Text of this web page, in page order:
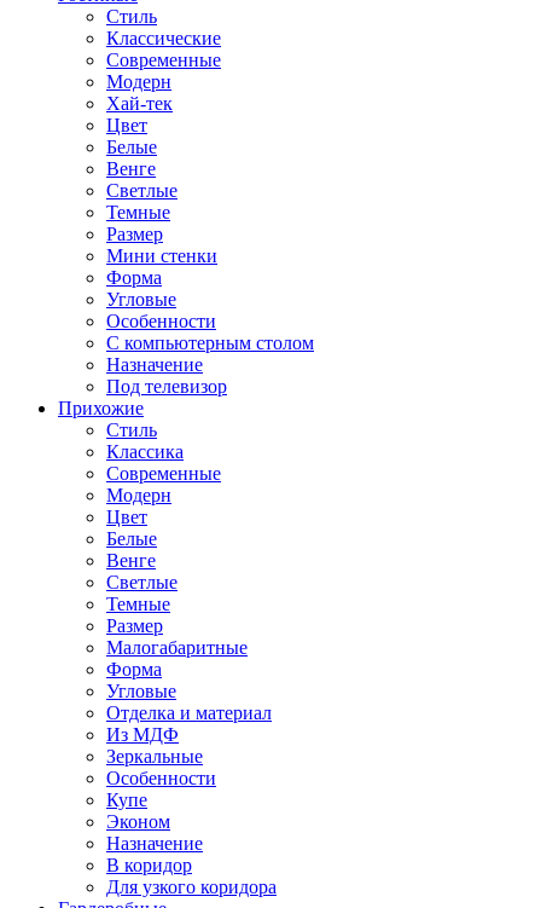
Стиль
Классические
Современные
Модерн
Хай-тек
Цвет
Белые
Венге
Светлые
Темные
Размер
Мини стенки
Форма
Угловые
Особенности
С компьютерным столом
Назначение
Под телевизор
Прихожие
Стиль
Классика
Современные
Модерн
Цвет
Белые
Венге
Светлые
Темные
Размер
Малогабаритные
Форма
Угловые
Отделка и материал
Из МДФ
Зеркальные
Особенности
Купе
Эконом
Назначение
В коридор
Для узкого коридора